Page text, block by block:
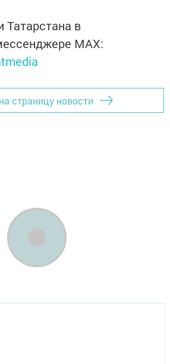
Татарстана в
MАХ:
страницу новости